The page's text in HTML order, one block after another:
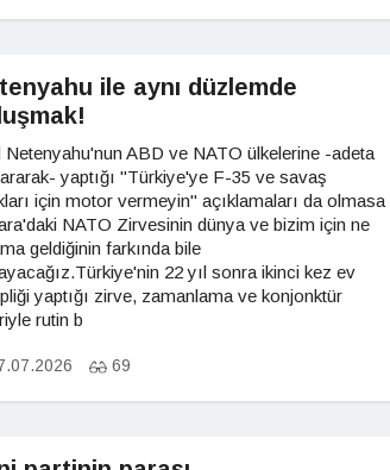
ile aynı düzlemde
Netenyahu'nun ABD ve NATO ülkelerine -adeta
yaptığı "Türkiye'ye F-35 ve savaş
için motor vermeyin" açıklamaları da olmasa
NATO Zirvesinin dünya ve bizim için ne
geldiğinin farkında bile
22 yıl sonra ikinci kez ev
yaptığı zirve, zamanlama ve konjonktür
rutin b
69